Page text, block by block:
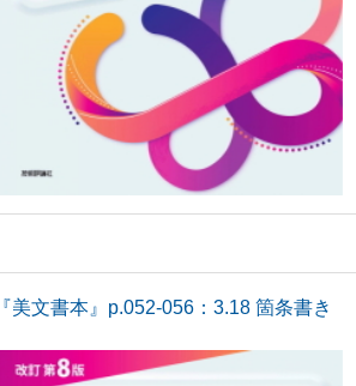
『美文書本』p.052-056：3.18 箇条書き